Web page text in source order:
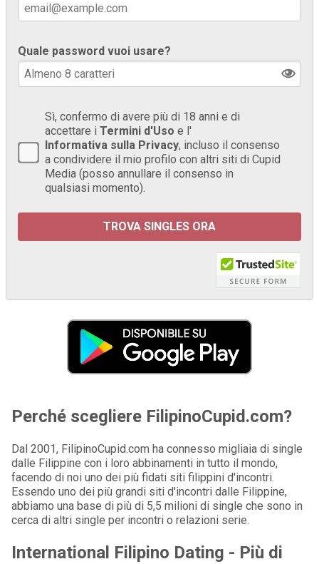
Quale password vuoi usare?
Sì, confermo di avere più di 18 anni e di
accettare i Termini d'Uso e l'
Informativa sulla Privacy, incluso il consenso
a condividere il mio profilo con altri siti di Cupid
Media (posso annullare il consenso in
qualsiasi momento).
Perché scegliere FilipinoCupid.com?
Dal 2001, FilipinoCupid.com ha connesso migliaia di single
dalle Filippine con i loro abbinamenti in tutto il mondo,
facendo di noi uno dei più fidati siti filippini d'incontri.
Essendo uno dei più grandi siti d'incontri dalle Filippine,
abbiamo una base di più di 5,5 milioni di single che sono in
cerca di altri single per incontri o relazioni serie.
International Filipino Dating - Più di